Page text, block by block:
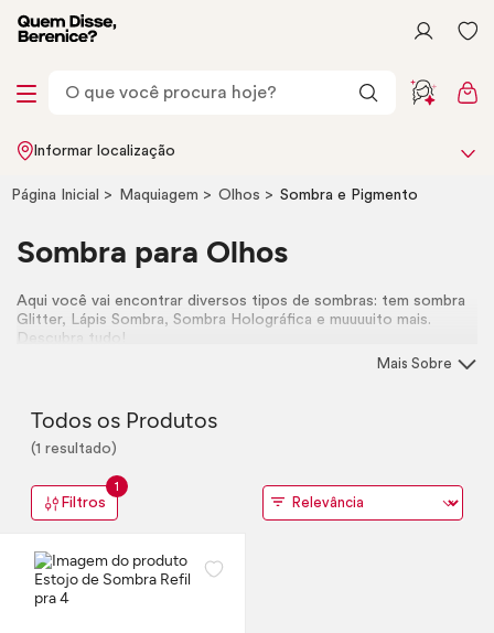
Informar localização
Página Inicial Maquiagem Olhos Sombra e Pigmento
Sombra para Olhos
Aqui você vai encontrar diversos tipos de sombras: tem sombra
Glitter, Lápis Sombra, Sombra Holográfica e muuuuito mais.
Descubra tudo!
Mais Sobre
Todos os Produtos
(1 resultado)
Filtros
1